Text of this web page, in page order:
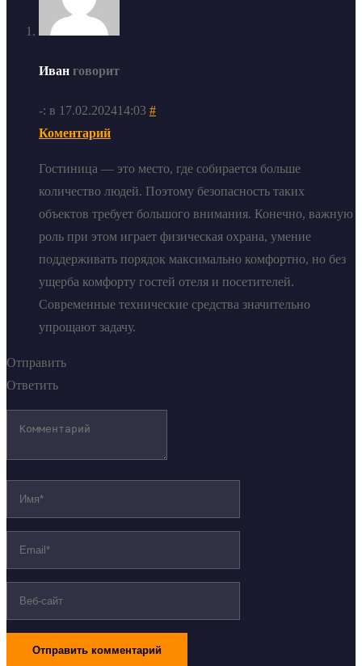
Иван говорит
-: в 17.02.202414:03 #
Коментарий
Гостиница — это место, где собирается больше
количество людей. Поэтому безопасность таких
объектов требует большого внимания. Конечно, важную
роль при этом играет физическая охрана, умение
поддерживать порядок максимально комфортно, но без
ущерба комфорту гостей отеля и посетителей.
Современные технические средства значительно
упрощают задачу.
Отправить
Ответить